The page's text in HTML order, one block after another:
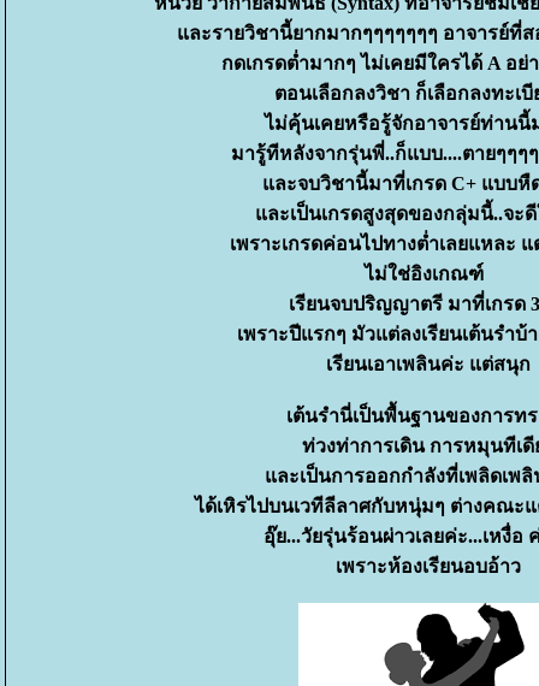
ละรายวิชานี้ยากมากๆๆๆๆๆๆๆ อาจารย์ที่ส
กดเกรดต่ำมากๆ ไม่เคยมีใครได้ A อย่
ตอนเลือกลงวิชา ก็เลือกลงทะเ
ไม่คุ้นเคยหรือรู้จักอาจารย์ท่านนี้
มารู้ทีหลังจากรุ่นพี่..ก็แบบ....ตายๆๆๆ
ละจบวิชานี้มาที่เกรด C+ แบบหื
ละเป็นเกรดสูงสุดของกลุ่มนี้..จะ
เพราะเกรดค่อนไปทางต่ำเลยแหละ
ไม่ใช่อิงเกณฑ์
เรียนจบปริญญาตรี มาที่เกรด
เพราะปีแรกๆ มัวแต่ลงเรียนเต้นรำบ้
เรียนเอาเพลินค่ะ แต่สนุก
เต้นรำนี่เป็นพื้นฐานของการท
ท่วงท่าการเดิน การหมุนทีเดี
ละเป็นการออกกำลังที่เพลิดเพลิ
ได้เหิรไปบนเวทีลีลาศกับหนุ่มๆ ต่างคณะ
อุ๊ย...วัยรุ่นร้อนผ่าวเลยค่ะ...เหงื่อ
เพราะห้องเรียนอบอ้าว